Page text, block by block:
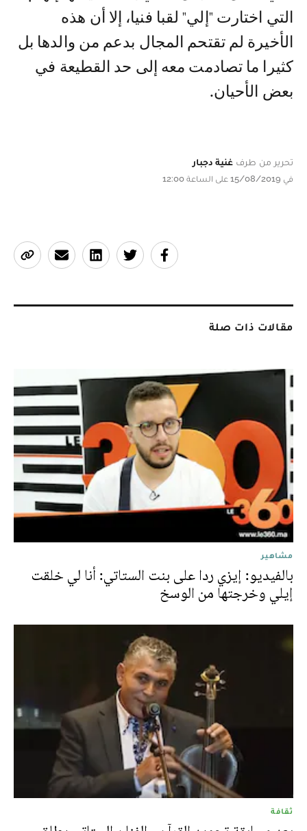
التي اختارت "إلي" لقبا فنيا، إلا أن هذه
الأخيرة لم تقتحم المجال بدعم من والدها بل
كثيرا ما تصادمت معه إلى حد القطيعة في
بعض الأحيان.
تحرير من طرف غنية دجبار
في 15/08/2019 على الساعة 12:00
مقالات ذات صلة
مشاهير
بالفيديو: إيزي ردا على بنت الستاتي: أنا لي خلقت
إيلي وخرجتها من الوسخ
ثقافة